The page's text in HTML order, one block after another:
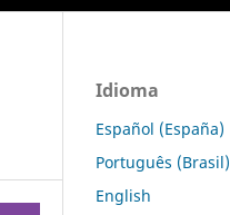
Idioma
Español (España)
Português (Brasil)
English